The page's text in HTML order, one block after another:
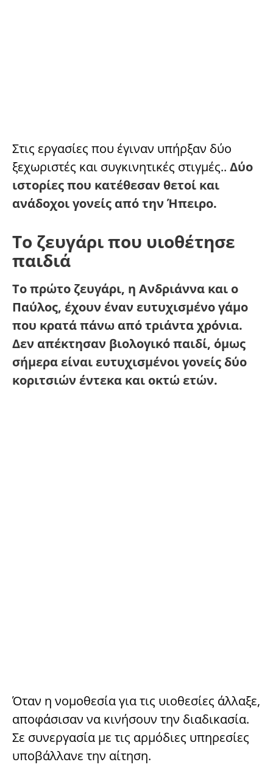
Στις εργασίες που έγιναν υπήρξαν δύο
ξεχωριστές και συγκινητικές στιγμές.. Δύο
ιστορίες που κατέθεσαν θετοί και
ανάδοχοι γονείς από την Ήπειρο.
Το ζευγάρι που υιοθέτησε
παιδιά
Το πρώτο ζευγάρι, η Ανδριάννα και ο
Παύλος, έχουν έναν ευτυχισμένο γάμο
που κρατά πάνω από τριάντα χρόνια.
Δεν απέκτησαν βιολογικό παιδί, όμως
σήμερα είναι ευτυχισμένοι γονείς δύο
κοριτσιών έντεκα και οκτώ ετών.
Όταν η νομοθεσία για τις υιοθεσίες άλλαξε,
αποφάσισαν να κινήσουν την διαδικασία.
Σε συνεργασία με τις αρμόδιες υπηρεσίες
υποβάλλανε την αίτηση.